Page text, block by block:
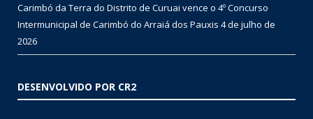
Carimbó da Terra do Distrito de Curuai vence o 4º Concurso
Intermunicipal de Carimbó do Arraiá dos Pauxis 4 de julho de
2026
DESENVOLVIDO POR CR2